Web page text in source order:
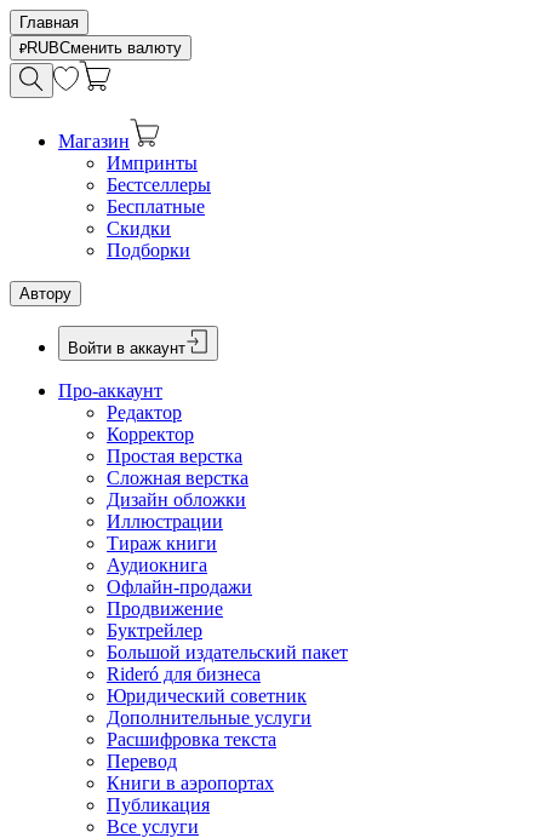
Главная
RUBСменить валюту
Магазин
Импринты
Бестселлеры
Бесплатные
Скидки
Подборки
Автору
Войти в аккаунт
Про-аккаунт
Редактор
Корректор
Простая верстка
Сложная верстка
Дизайн обложки
Иллюстрации
Тираж книги
Аудиокнига
Офлайн-продажи
Продвижение
Буктрейлер
Большой издательский пакет
Rideró для бизнеса
Юридический советник
Дополнительные услуги
Расшифровка текста
Перевод
Книги в аэропортах
Публикация
Все услуги